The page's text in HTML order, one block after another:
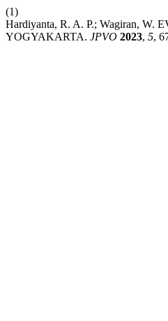
(1)
Hardiyanta, R. A. P.; Wagiran,
YOGYAKARTA. JPVO 2023, 5,